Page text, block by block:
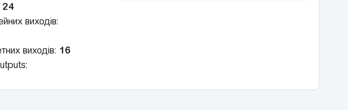
24
виходів:
виходів: 16